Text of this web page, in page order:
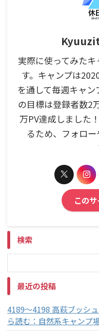
実際に使ってみた
す。キャンプは
を通して毎週キャ
の目標は登録者数2
万PV達成しました
るため、フォロ
この
検索
最近の投稿
4189～4198 高萩ブッシ
ら読む：自然系キャンプ